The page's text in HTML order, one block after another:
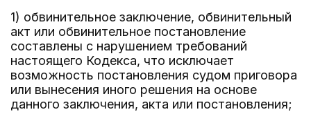
1) обвинительное заключение, обвинительный
акт или обвинительное постановление
составлены с нарушением требований
настоящего Кодекса, что исключает
возможность постановления судом приговора
или вынесения иного решения на основе
данного заключения, акта или постановления;